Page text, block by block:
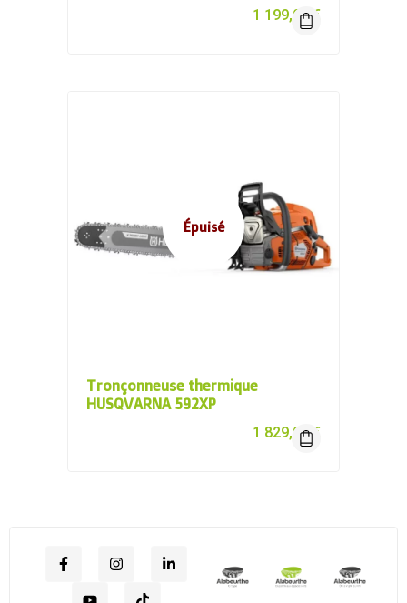
1 199,00€
Épuisé
Tronçonneuse thermique
HUSQVARNA 592XP
1 829,00€